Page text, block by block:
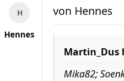
Hennes
von Hennes
Martin_Dus
Mika82;